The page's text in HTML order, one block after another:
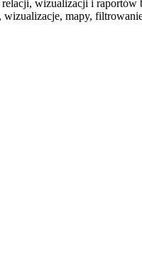
wizualizacji i
mapy,